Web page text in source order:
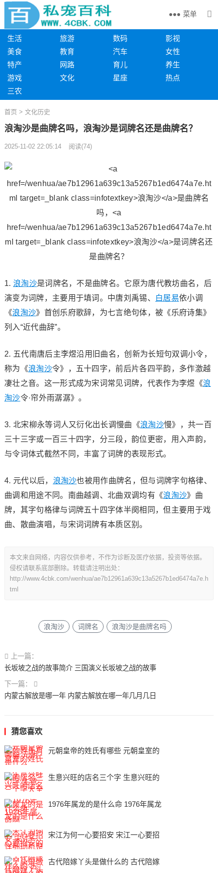
菜单
生活 旅游 数码
影视
美食
教育 汽车
女性
特产
网路 育儿
养生
游戏
文化 星座
热点
三农
首页 > 文化历史
浪淘沙是曲牌名吗，浪淘沙是词牌名还是曲牌名？
2025-11-02 22:05:14 阅读(74)
1. 浪淘沙是词牌名，不是曲牌名。它原为唐代教坊曲名，后
演变为词牌，主要用于填词。中唐刘禹锡、
白居易依小调
《浪淘沙》首创乐府歌辞，为七言绝句体，被《乐府诗集》
列入“近代曲辞”。
2. 五代南唐后主李煜沿用旧曲名，创新为长短句双调小令，
称为《浪淘沙令》，五十四字，前后片各四平韵，多作激越
凄壮之音。这一形式成为宋词常见词牌，代表作为李煜《浪
淘沙令·帘外雨潺潺》。
3. 北宋柳永等词人又衍化出长调慢曲《浪淘沙慢》，共一百
三十三字或一百三十四字，分三段，韵位更密，用入声韵，
与令词体式截然不同，丰富了词牌的表现形式。
4. 元代以后， 浪淘沙也被用作曲牌名，但与词牌字句格律、
曲调和用途不同。南曲越调、北曲双调均有《浪淘沙》曲
牌，其字句格律与词牌五十四字体半阕相同，但主要用于戏
曲、散曲演唱，与宋词词牌有本质区别。
本文来自网络，内容仅供参考，不作为诊断及医疗依据，投资等依据。
侵权请联系底部删除。转载请注明出处：
http://www.4cbk.com/wenhua/ae7b12961a639c13a5267b1ed6474a7e.h
tml
浪淘沙 词牌名 浪淘沙是曲牌名吗
上一篇：
长坂坡之战的故事简介 三国演义长坂坡之战的故事
下一篇：
内蒙古解放是哪一年 内蒙古解放在哪一年几月几日
猜您喜欢
元朝皇帝的姓氏有哪些 元朝皇室的
生意兴旺的店名三个字 生意兴旺的
1976年属龙的是什么命 1976年属龙
宋江为何一心要招安 宋江一心要招
古代陪嫁丫头是做什么的 古代陪嫁